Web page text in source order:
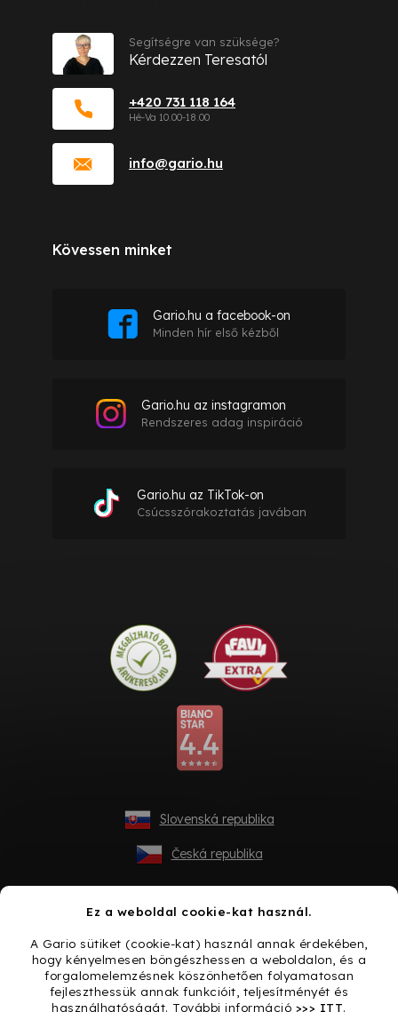
Ez a weboldal cookie-kat használ.
A Gario sütiket (cookie-kat) használ annak érdekében,
hogy kényelmesen böngészhessen a weboldalon, és a
forgalomelemzésnek köszönhetően folyamatosan
fejleszthessük annak funkcióit, teljesítményét és
használhatóságát. További információ >>> ITT.
info@gario.hu
+420 731 118 164
Segítségre van szüksége?
Kérdezzen Teresatól
Kövessen minket
Gario.hu a facebook-on
Minden hír első kézből
Gario.hu az instagramon
Rendszeres adag inspiráció
Gario.hu az TikTok-on
Csúcsszórakoztatás javában
Slovenská republika
Česká republika